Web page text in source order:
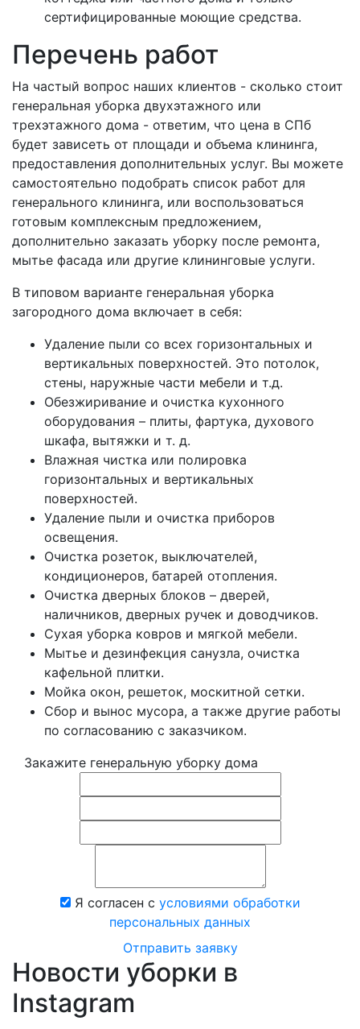
сертифицированные моющие средства.
Перечень работ
На частый вопрос наших клиентов - сколько стоит
генеральная уборка двухэтажного или
трехэтажного дома - ответим, что цена в СПб
будет зависеть от площади и объема клининга,
предоставления дополнительных услуг. Вы можете
самостоятельно подобрать список работ для
генерального клининга, или воспользоваться
готовым комплексным предложением,
дополнительно заказать уборку после ремонта,
мытье фасада или другие клининговые услуги.
В типовом варианте генеральная уборка
загородного дома включает в себя:
Удаление пыли со всех горизонтальных и
вертикальных поверхностей. Это потолок,
стены, наружные части мебели и т.д.
Обезжиривание и очистка кухонного
оборудования – плиты, фартука, духового
шкафа, вытяжки и т. д.
Влажная чистка или полировка
горизонтальных и вертикальных
поверхностей.
Удаление пыли и очистка приборов
освещения.
Очистка розеток, выключателей,
кондиционеров, батарей отопления.
Очистка дверных блоков – дверей,
наличников, дверных ручек и доводчиков.
Сухая уборка ковров и мягкой мебели.
Мытье и дезинфекция санузла, очистка
кафельной плитки.
Мойка окон, решеток, москитной сетки.
Сбор и вынос мусора, а также другие работы
по согласованию с заказчиком.
Закажите генеральную уборку дома
Я согласен с условиями обработки
персональных данных
Отправить заявку
Новости уборки в
Instagram